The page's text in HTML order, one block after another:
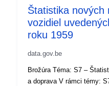
Štatistika nových
vozidiel
roku 1959
data.gov.be
Brožúra Téma: S7 –
a doprava V rámci témy: